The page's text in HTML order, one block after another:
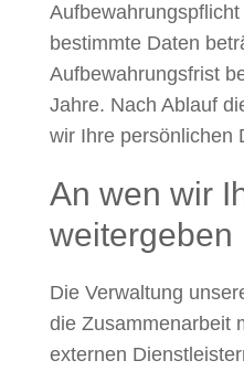
bestimmte Daten
Aufbewahrungsfrist
Jahre. Nach Ablauf
wir Ihre persönlichen
An wen wir
weitergeben
Die Verwaltung
die Zusammenarbeit
externen